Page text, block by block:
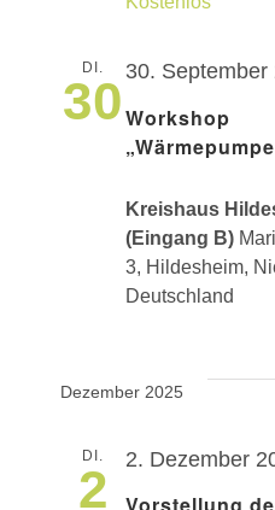
DI.
30Workshop
30. September
Kreishaus
(Eingang B)
3, Hildesheim,
Deutschland
Dezember 2025
DI.
2
Vorstellung
2. Dezember